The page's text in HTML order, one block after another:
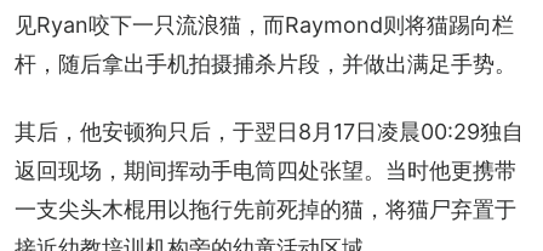
见Ryan咬下一只流浪猫，而Raymond则将猫踢向栏
杆，随后拿出手机拍摄捕杀片段，并做出满足手势。
其后，他安顿狗只后，于翌日8月17日凌晨00:29独自
返回现场，期间挥动手电筒四处张望。当时他更携带
一支尖头木棍用以拖行先前死掉的猫，将猫尸弃置于